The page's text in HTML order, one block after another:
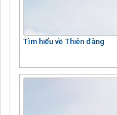
Tìm hiểu về Thiên đàng